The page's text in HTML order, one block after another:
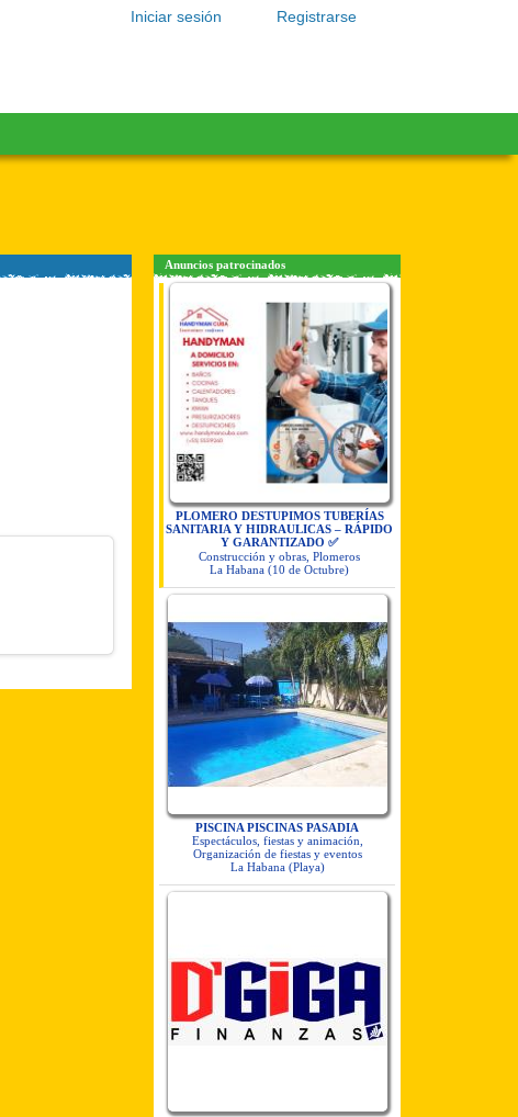
Registrarse
Iniciar sesión
Anuncios patrocinados
PLOMERO DESTUPIMOS TUBERÍAS
SANITARIA Y HIDRAULICAS – RÁPIDO
Y GARANTIZADO ✅
Construcción y obras, Plomeros
La Habana (10 de Octubre)
PISCINA PISCINAS PASADIA
Espectáculos, fiestas y animación,
Organización de fiestas y eventos
La Habana (Playa)